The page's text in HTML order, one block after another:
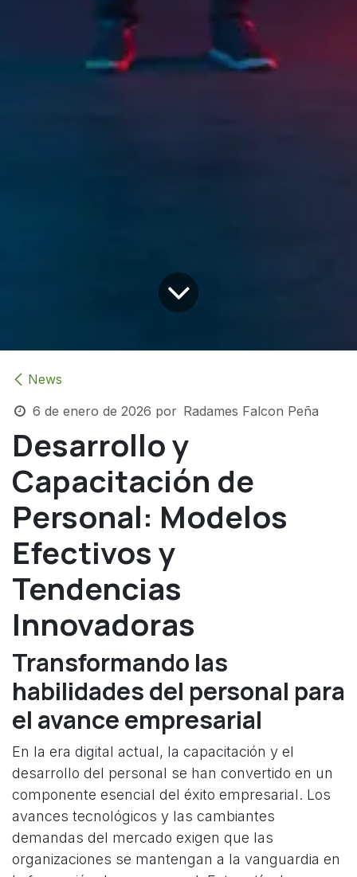
News
6 de enero de 2026 por Radames Falcon Peña
Desarrollo y
Capacitación de
Personal: Modelos
Efectivos y
Tendencias
Innovadoras
Transformando las
habilidades del personal para
el avance empresarial
En la era digital actual, la capacitación y el
desarrollo del personal se han convertido en un
componente esencial del éxito empresarial. Los
avances tecnológicos y las cambiantes
demandas del mercado exigen que las
organizaciones se mantengan a la vanguardia en